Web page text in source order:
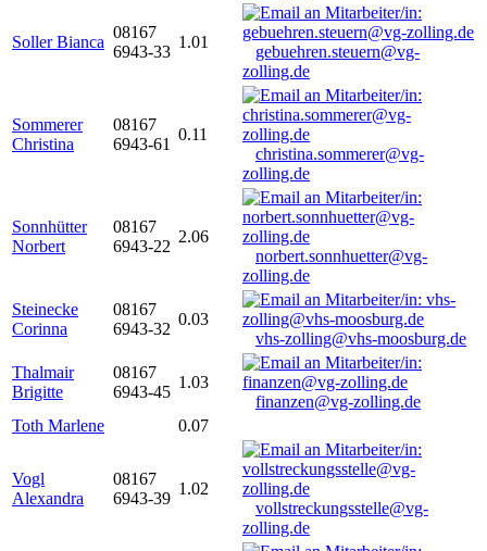
Soller Bianca
08167
6943-33
1.01
gebuehren.steuern@vg-
zolling.de
Sommerer
Christina
08167
6943-61
0.11
christina.sommerer@vg-
zolling.de
Sonnhütter
Norbert
08167
6943-22
2.06
norbert.sonnhuetter@vg-
zolling.de
Steinecke
Corinna
08167
6943-32
0.03
vhs-zolling@vhs-moosburg.de
Thalmair
Brigitte
08167
6943-45
1.03
finanzen@vg-zolling.de
Toth Marlene
0.07
Vogl
Alexandra
08167
6943-39
1.02
vollstreckungsstelle@vg-
zolling.de